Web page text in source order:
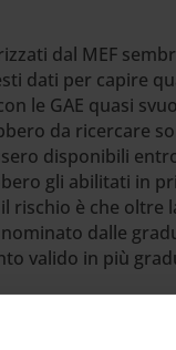
dal MEF
dati per capire
le GAE quasi
da ricercare
disponibili
gli abilitati in
rischio è che oltre
dalle
valido in più